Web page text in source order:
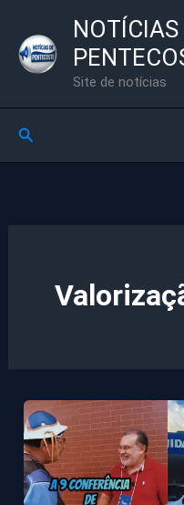
para
NOTÍCIAS
Site de notícias
Pesquisar